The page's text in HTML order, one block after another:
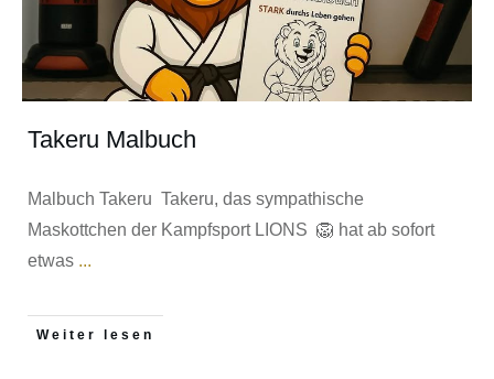
Takeru Malbuch
Malbuch Takeru Takeru, das sympathische
Maskottchen der Kampfsport LIONS 🦁 hat ab sofort
etwas ...
Weiter lesen